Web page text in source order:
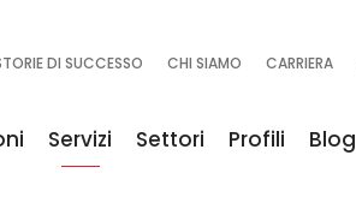
DI SUCCESSO CHI SIAMO CARRIERA
Servizi Settori Profili Blog